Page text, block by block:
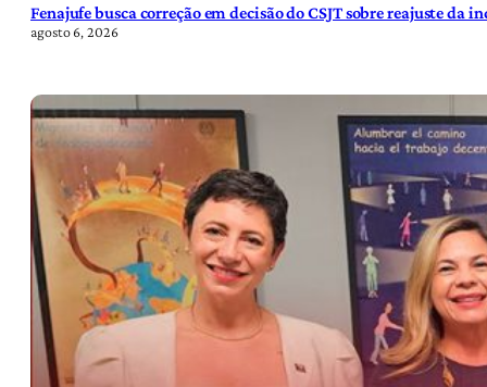
Fenajufe busca correção em decisão do CSJT sobre reajuste da
agosto 6, 2026